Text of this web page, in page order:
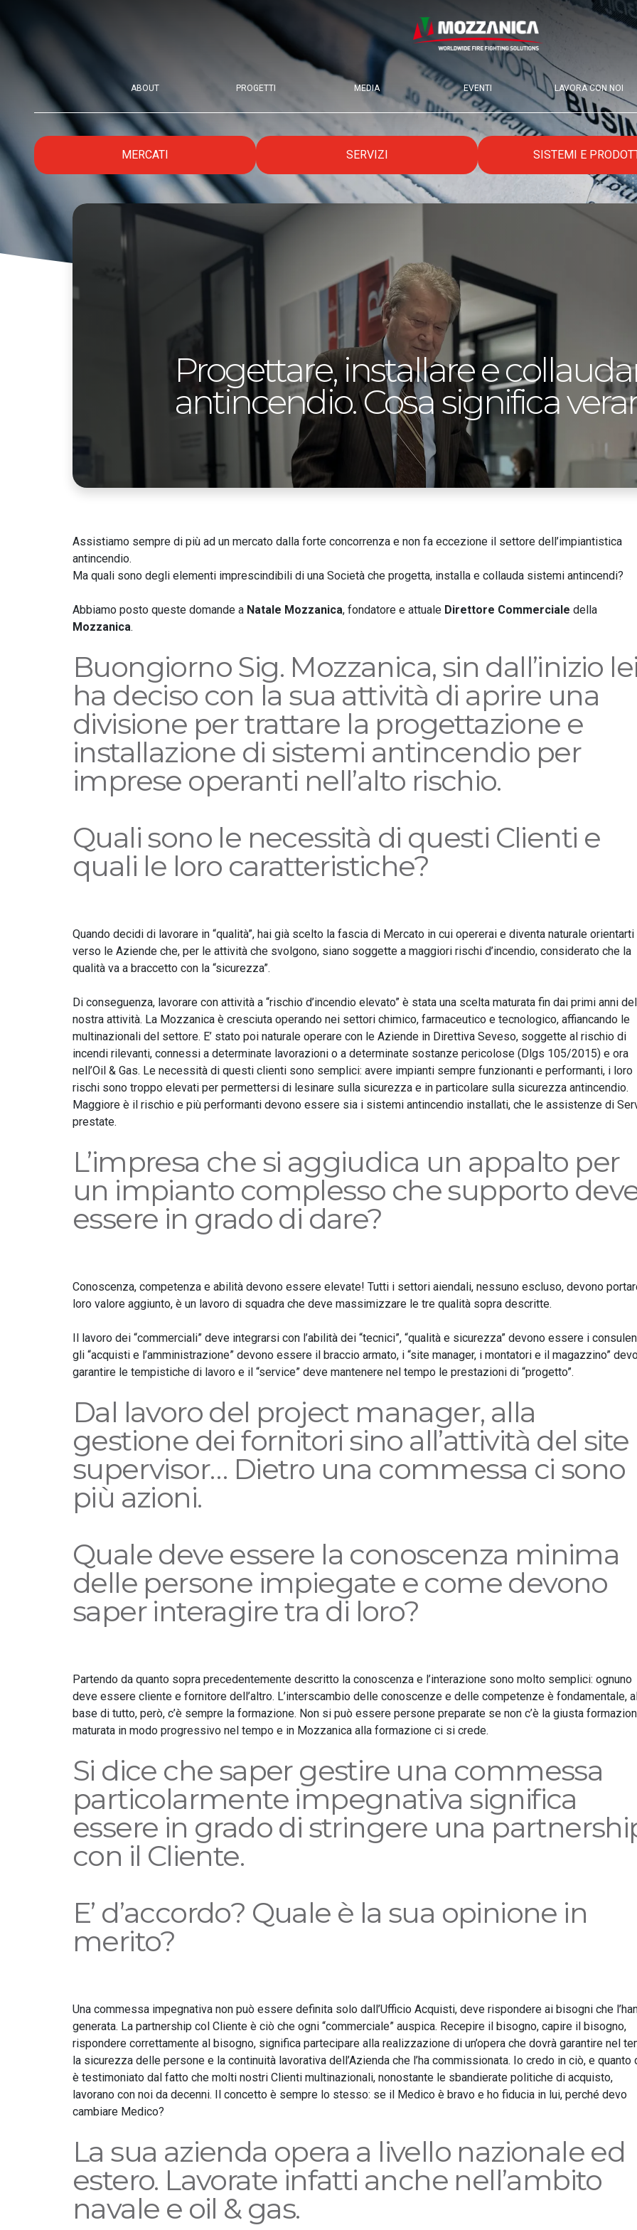
ABOUT PROGETTI MEDIA EVENTI LAVORA CON NOI
MERCATI SERVIZI SISTEMI E
Progettare, installare e
antincendio. Cosa significa
Assistiamo sempre di più ad un mercato dalla forte concorrenza e non fa eccezione il settore dell’impiantistica
antincendio.
Ma quali sono degli elementi imprescindibili di una Società che progetta, installa e collauda sistemi antincendi?
Abbiamo posto queste domande a Natale Mozzanica, fondatore e attuale Direttore Commerciale della
Mozzanica.
Buongiorno Sig. Mozzanica, sin dall’inizio lei
ha deciso con la sua attività di aprire una
divisione per trattare la progettazione e
installazione di sistemi antincendio per
imprese operanti nell’alto rischio.
Quali sono le necessità di questi Clienti e
quali le loro caratteristiche?
Quando decidi di lavorare in “qualità”, hai già scelto la fascia di Mercato in cui opererai e diventa naturale orientarti
verso le Aziende che, per le attività che svolgono, siano soggette a maggiori rischi d’incendio, considerato che la
qualità va a braccetto con la “sicurezza”.
Di conseguenza, lavorare con attività a “rischio d’incendio elevato” è stata una scelta maturata fin dai primi anni
nostra attività. La Mozzanica è cresciuta operando nei settori chimico, farmaceutico e tecnologico, affiancando le
multinazionali del settore. E’ stato poi naturale operare con le Aziende in Direttiva Seveso, soggette al rischio di
incendi rilevanti, connessi a determinate lavorazioni o a determinate sostanze pericolose (Dlgs 105/2015) e ora
nell’Oil & Gas. Le necessità di questi clienti sono semplici: avere impianti sempre funzionanti e performanti, i loro
rischi sono troppo elevati per permettersi di lesinare sulla sicurezza e in particolare sulla sicurezza antincendio.
Maggiore è il rischio e più performanti devono essere sia i sistemi antincendio installati, che le assistenze di
prestate.
L’impresa che si aggiudica un appalto per
un impianto complesso che supporto
essere in grado di dare?
Conoscenza, competenza e abilità devono essere elevate! Tutti i settori aiendali, nessuno escluso, devono
loro valore aggiunto, è un lavoro di squadra che deve massimizzare le tre qualità sopra descritte.
Il lavoro dei “commerciali” deve integrarsi con l’abilità dei “tecnici”, “qualità e sicurezza” devono essere i
gli “acquisti e l’amministrazione” devono essere il braccio armato, i “site manager, i montatori e il magazzino”
garantire le tempistiche di lavoro e il “service” deve mantenere nel tempo le prestazioni di “progetto”.
Dal lavoro del project manager, alla
gestione dei fornitori sino all’attività del site
supervisor… Dietro una commessa ci sono
più azioni.
Quale deve essere la conoscenza minima
delle persone impiegate e come devono
saper interagire tra di loro?
Partendo da quanto sopra precedentemente descritto la conoscenza e l’interazione sono molto semplici: ognuno
deve essere cliente e fornitore dell’altro. L’interscambio delle conoscenze e delle competenze è fondamentale,
base di tutto, però, c’è sempre la formazione. Non si può essere persone preparate se non c’è la giusta
maturata in modo progressivo nel tempo e in Mozzanica alla formazione ci si crede.
Si dice che saper gestire una commessa
particolarmente impegnativa significa
essere in grado di stringere una
con il Cliente.
E’ d’accordo? Quale è la sua opinione in
merito?
Una commessa impegnativa non può essere definita solo dall’Ufficio Acquisti, deve rispondere ai bisogni che
generata. La partnership col Cliente è ciò che ogni “commerciale” auspica. Recepire il bisogno, capire il bisogno,
rispondere correttamente al bisogno, significa partecipare alla realizzazione di un’opera che dovrà garantire nel
la sicurezza delle persone e la continuità lavorativa dell’Azienda che l’ha commissionata. Io credo in ciò, e quanto
è testimoniato dal fatto che molti nostri Clienti multinazionali, nonostante le sbandierate politiche di acquisto,
lavorano con noi da decenni. Il concetto è sempre lo stesso: se il Medico è bravo e ho fiducia in lui, perché devo
cambiare Medico?
La sua azienda opera a livello nazionale ed
estero. Lavorate infatti anche nell’ambito
navale e oil & gas.